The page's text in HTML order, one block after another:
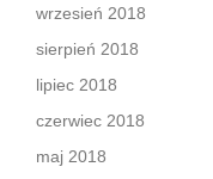
wrzesień 2018
sierpień 2018
lipiec 2018
czerwiec 2018
maj 2018